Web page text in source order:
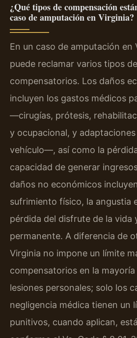
¿Qué tipos de compensación
caso de amputación en Virginia?
En un caso de amputación en
puede reclamar varios tipos
compensatorios. Los daños
incluyen los gastos médicos
—cirugías, prótesis,
y ocupacional, y
vehículo—, así como la
capacidad de generar
daños no económicos
sufrimiento físico, la angustia
pérdida del disfrute de la vida
permanente. A diferencia de
Virginia no impone un límite
compensatorios en la
lesiones personales; solo los
negligencia médica tienen un
punitivos, cuando aplican,